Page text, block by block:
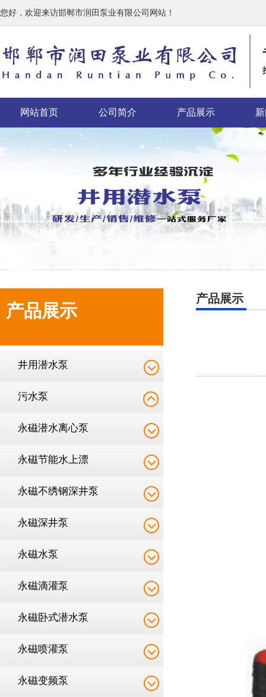
您好，欢迎来访邯郸市润田泵业有限公司网站！
网站首页 公司简介 产品展示
产品展示
井用潜水泵
污水泵
永磁潜水离心泵
永磁节能水上漂
永磁不绣钢深井泵
永磁深井泵
永磁水泵
永磁滴灌泵
永磁卧式潜水泵
永磁喷灌泵
永磁变频泵
产品展示